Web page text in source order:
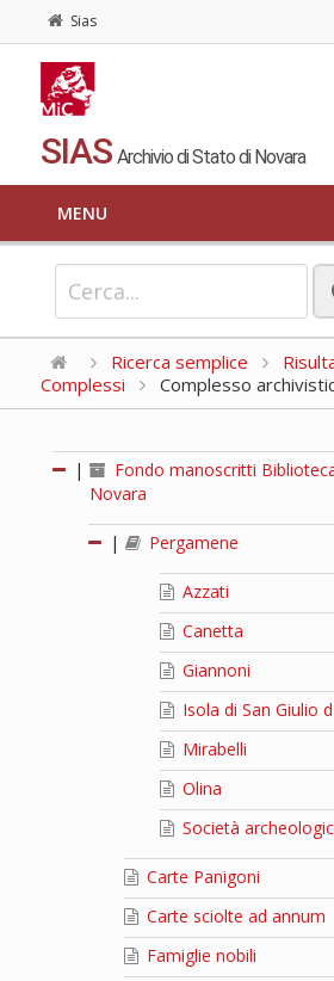
Sias
SIAS Archivio di Stato di Novara
MENU
Ricerca semplice
Complessi
Complesso
|
Fondo manoscritti
Novara
| Pergamene
Azzati
Canetta
Giannoni
Isola di San Giulio
Mirabelli
Olina
Società
Carte Panigoni
Carte sciolte ad annum
Famiglie nobili